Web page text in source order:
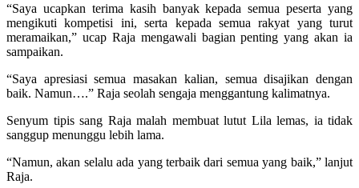
“Saya ucapkan terima kasih banyak kepada semua peserta yang
mengikuti kompetisi ini, serta kepada semua rakyat yang turut
meramaikan,” ucap Raja mengawali bagian penting yang akan ia
sampaikan.
“Saya apresiasi semua masakan kalian, semua disajikan dengan
baik. Namun….” Raja seolah sengaja menggantung kalimatnya.
Senyum tipis sang Raja malah membuat lutut Lila lemas, ia tidak
sanggup menunggu lebih lama.
“Namun, akan selalu ada yang terbaik dari semua yang baik,” lanjut
Raja.